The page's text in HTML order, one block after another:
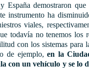
España demostraron
instrumento ha
viales,
todavía no tenemos los
con los sistemas para
de ejemplo,en la
con un vehículo y se lo